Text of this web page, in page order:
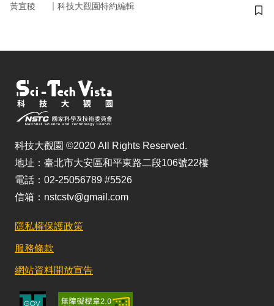
黃宜稜 ｜ 科技大觀園特約編輯
儲
科技大觀園 ©2020 All Rights Reserved.
地址：臺北市大安區和平東路二段106號22樓
電話：02-25056789 #5526
信箱：nstcstv@gmail.com
隱私權保護政策
服務條款
網站資料開放宣告